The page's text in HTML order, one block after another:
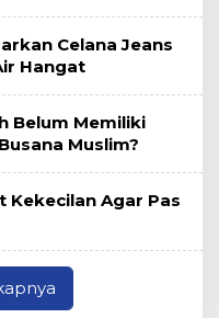
Celana Jeans
Hangat
Belum Memiliki
Muslim?
Kekecilan Agar Pas